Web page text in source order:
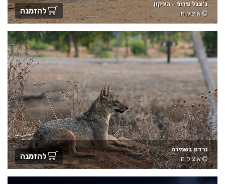
ג'ונגל עירוני - הירקון
איציק חן
להזמנה
נרדם בשמירה
איציק חן
להזמנה